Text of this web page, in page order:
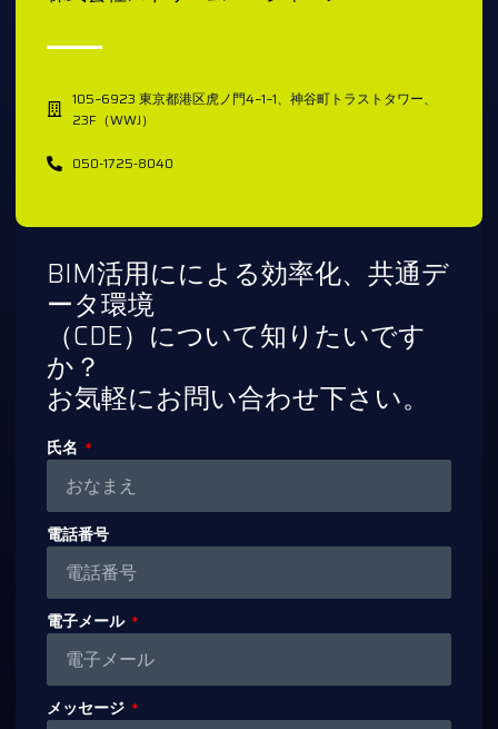
105−6923 東京都港区虎ノ門4−1−1、神谷町トラストタワー、
23F（WWJ）
050-1725-8040
BIM活用にによる効率化、共通デ
ータ環境
（CDE）について知りたいです
か？
お気軽にお問い合わせ下さい。
氏名
電話番号
電子メール
メッセージ